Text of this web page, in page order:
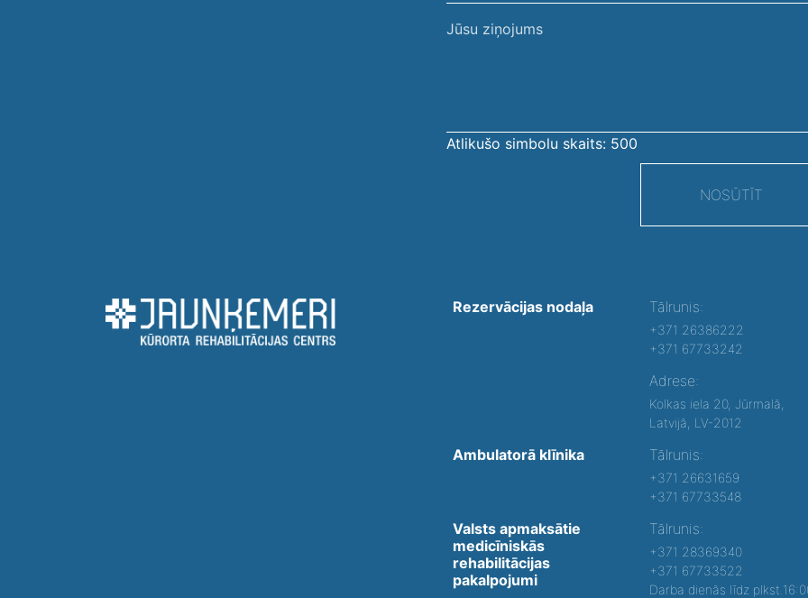
Jūsu
Atlikušo simbolu skaits: 500
NOSŪTĪT
Rezervācijas nodaļa Tālrunis:
+371 26386222
+371 67733242
Adrese:
Kolkas iela 20, Jūrmalā,
Latvijā, LV-2012
Ambulatorā klīnika Tālrunis:
+371 26631659
+371 67733548
Valsts apmaksātie
medicīniskās
rehabilitācijas
pakalpojumi
Tālrunis:
+371 28369340
+371 67733522
Darba dienās līdz